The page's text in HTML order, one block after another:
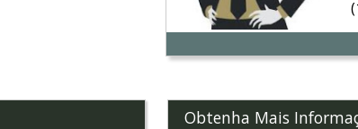
Obtenha Mais